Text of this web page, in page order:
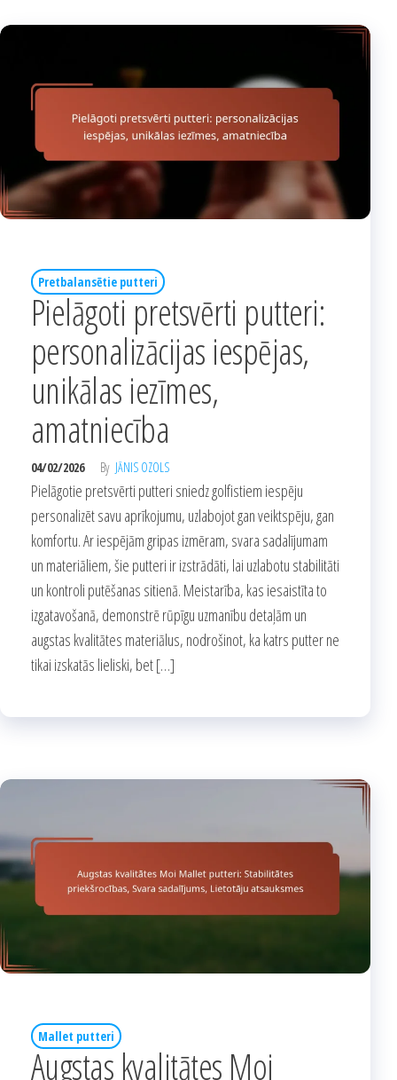
Pretbalansētie putteri
Pielāgoti pretsvērti putteri:
personalizācijas iespējas,
unikālas iezīmes,
amatniecība
04/02/2026 By JĀNIS OZOLS
Pielāgotie pretsvērti putteri sniedz golfistiem iespēju
personalizēt savu aprīkojumu, uzlabojot gan veiktspēju, gan
komfortu. Ar iespējām gripas izmēram, svara sadalījumam
un materiāliem, šie putteri ir izstrādāti, lai uzlabotu stabilitāti
un kontroli putēšanas sitienā. Meistarība, kas iesaistīta to
izgatavošanā, demonstrē rūpīgu uzmanību detaļām un
augstas kvalitātes materiālus, nodrošinot, ka katrs putter ne
tikai izskatās lieliski, bet […]
Mallet putteri
Augstas kvalitātes Moi